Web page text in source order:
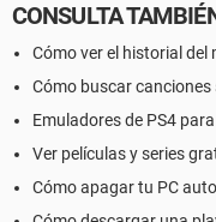
CONSULTA
Cómo ver el historial del
Cómo buscar
Emuladores de PS4
Ver películas y series
Cómo apagar tu PC